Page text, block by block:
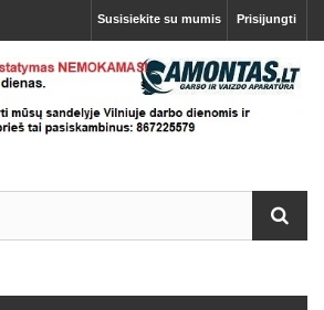
Prisijungti
Susisiekite su mumis